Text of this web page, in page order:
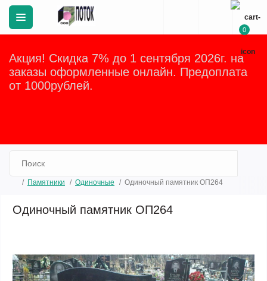
Акция! Скидка 7% до 1 сентября 2026г. на
заказы оформленные онлайн. Предоплата
от 1000рублей.
0
Памятники Одиночные Одиночный памятник ОП264
Одиночный памятник ОП264